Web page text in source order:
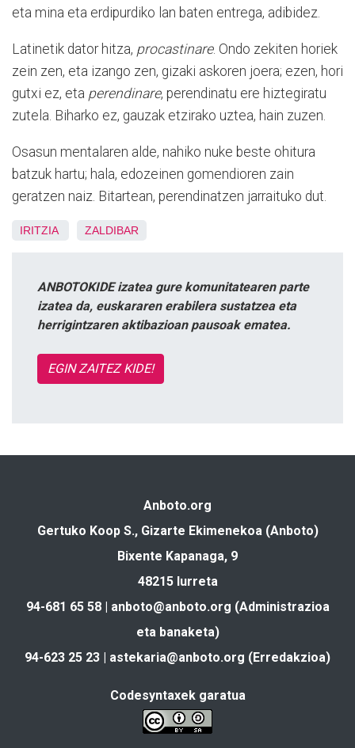
eta mina eta erdipurdiko lan baten entrega, adibidez.
Latinetik dator hitza, procastinare. Ondo zekiten horiek
zein zen, eta izango zen, gizaki askoren joera; ezen, hori
gutxi ez, eta perendinare, perendinatu ere hiztegiratu
zutela. Biharko ez, gauzak etzirako uztea, hain zuzen.
Osasun mentalaren alde, nahiko nuke beste ohitura
batzuk hartu; hala, edozeinen gomendioren zain
geratzen naiz. Bitartean, perendinatzen jarraituko dut.
IRITZIA ZALDIBAR
ANBOTOKIDE izatea gure komunitatearen parte
izatea da, euskararen erabilera sustatzea eta
herrigintzaren aktibazioan pausoak ematea.
EGIN ZAITEZ KIDE!
Anboto.org
Gertuko Koop S., Gizarte Ekimenekoa (Anboto)
Bixente Kapanaga, 9
48215 Iurreta
94-681 65 58 | anboto@anboto.org (Administrazioa
eta banaketa)
94-623 25 23 | astekaria@anboto.org (Erredakzioa)
Codesyntaxek garatua